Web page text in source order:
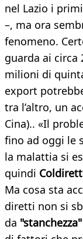
nel Lazio i
–, ma ora
fenomeno.
guarda ai
milioni di
export
tra l’altro, un
Cina).. «Il
fino ad oggi le
la malattia si
quindi
Ma cosa sta
diretti non si
da